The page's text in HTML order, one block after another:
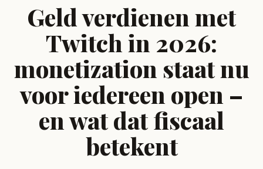
Geld verdienen met
Twitch in 2026:
monetization staat nu
voor iedereen open –
en wat dat fiscaal
betekent